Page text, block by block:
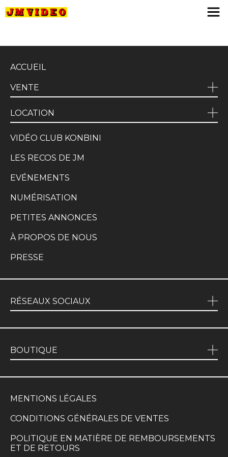
ACCUEIL
VENTE
LOCATION
VIDÉO CLUB KONBINI
LES RECOS DE JM
EVÉNEMENTS
NUMÉRISATION
PETITES ANNONCES
À PROPOS DE NOUS
PRESSE
RÉSEAUX SOCIAUX
BOUTIQUE
MENTIONS LÉGALES
CONDITIONS GÉNÉRALES DE VENTES
POLITIQUE EN MATIÈRE DE REMBOURSEMENTS
ET DE RETOURS